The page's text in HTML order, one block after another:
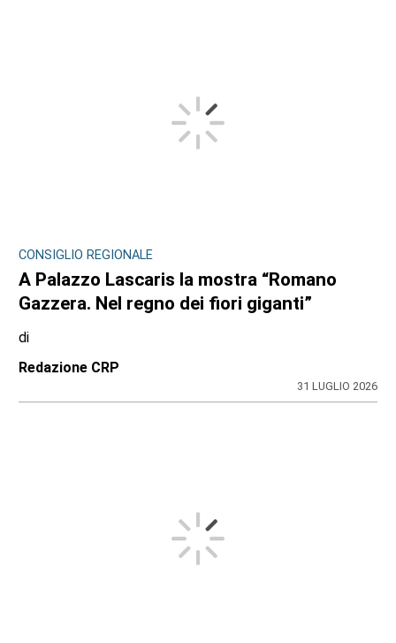
CONSIGLIO REGIONALE
A Palazzo Lascaris la mostra “Romano
Gazzera. Nel regno dei fiori giganti”
di
Redazione CRP
31 LUGLIO 2026